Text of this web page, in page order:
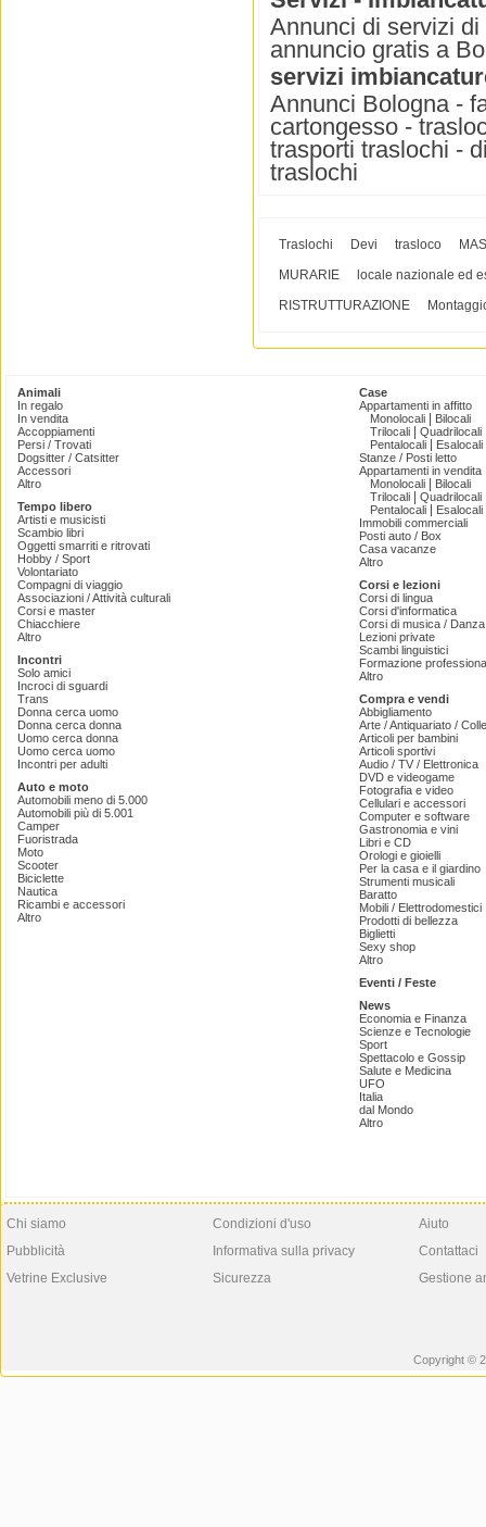
Annunci di servizi
annuncio gratis a
servizi
Annunci Bologna -
cartongesso -
trasporti traslochi -
traslochi
Traslochi Devi trasloco
MURARIE
locale nazionale ed
RISTRUTTURAZIONE
Animali
In regalo
In vendita
Accoppiamenti
Persi / Trovati
Dogsitter / Catsitter
Accessori
Altro
Tempo libero
Artisti e musicisti
Scambio libri
Oggetti smarriti e ritrovati
Hobby / Sport
Volontariato
Compagni di viaggio
Associazioni / Attività culturali
Corsi e master
Chiacchiere
Altro
Incontri
Solo amici
Incroci di sguardi
Trans
Donna cerca uomo
Donna cerca donna
Uomo cerca donna
Uomo cerca uomo
Incontri per adulti
Auto e moto
Automobili meno di 5.000
Automobili più di 5.001
Camper
Fuoristrada
Moto
Scooter
Biciclette
Nautica
Ricambi e accessori
Altro
Case
Appartamenti in affitto
Monolocali
Bilocali
Trilocali
Quadrilocali
Pentalocali
Esalocali
Stanze / Posti letto
Appartamenti in vendita
Monolocali
Bilocali
Trilocali
Quadrilocali
Pentalocali
Esalocali
Immobili commerciali
Posti auto / Box
Casa vacanze
Altro
Corsi e lezioni
Corsi di lingua
Corsi d'informatica
Corsi di musica /
Lezioni private
Scambi linguistici
Formazione
Altro
Compra e vendi
Abbigliamento
Arte / Antiquariato /
Articoli per bambini
Articoli sportivi
Audio / TV / Elettronica
DVD e videogame
Fotografia e video
Cellulari e accessori
Computer e software
Gastronomia e vini
Libri e CD
Orologi e gioielli
Per la casa e il giardino
Strumenti musicali
Baratto
Mobili / Elettrodomestici
Prodotti di bellezza
Biglietti
Sexy shop
Altro
Eventi / Feste
News
Economia e Finanza
Scienze e Tecnologie
Sport
Spettacolo e Gossip
Salute e Medicina
UFO
Italia
dal Mondo
Altro
Chi siamo
Pubblicità
Vetrine Exclusive
Condizioni d'uso
Informativa sulla privacy
Sicurezza
Aiuto
Contattaci
Gestione
Copyright ©